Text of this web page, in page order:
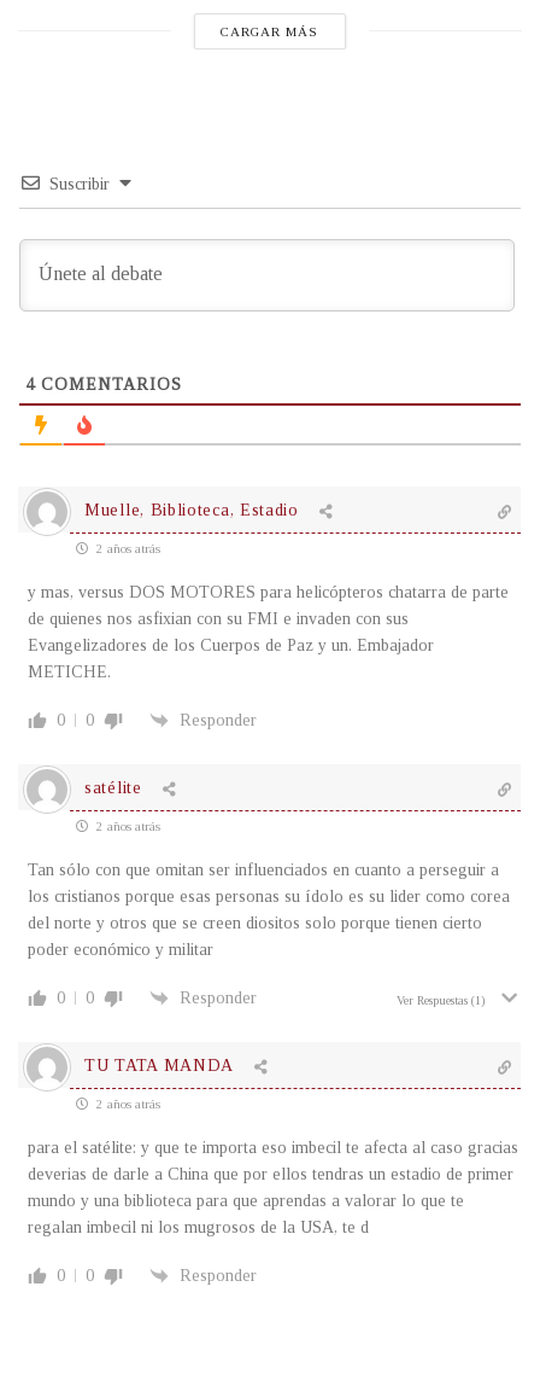
CARGAR MÁS
Suscribir
4COMENTARIOS
Muelle, Biblioteca, Estadio
2 años atrás
y mas, versus DOS MOTORES para helicópteros chatarra de parte
de quienes nos asfixian con su FMI e invaden con sus
Evangelizadores de los Cuerpos de Paz y un. Embajador
METICHE.
0 0 Responder
satélite
2 años atrás
Tan sólo con que omitan ser influenciados en cuanto a perseguir a
los cristianos porque esas personas su ídolo es su lider como corea
del norte y otros que se creen diositos solo porque tienen cierto
poder económico y militar
0 0 Responder Ver Respuestas (1)
TU TATA MANDA
2 años atrás
para el satélite: y que te importa eso imbecil te afecta al caso gracias
deverias de darle a China que por ellos tendras un estadio de primer
mundo y una biblioteca para que aprendas a valorar lo que te
regalan imbecil ni los mugrosos de la USA, te d
0 0 Responder